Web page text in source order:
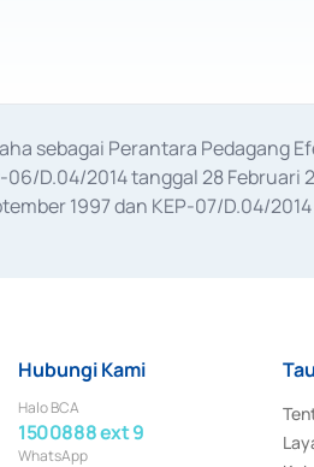
sebagai Perantara Pedagang
06/D.04/2014 tanggal 28
1997 dan KEP-07/D.04/
Hubungi Kami
Halo BCA
1500888 ext 9
WhatsApp